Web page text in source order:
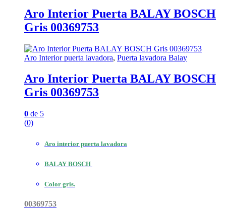
Aro Interior Puerta BALAY BOSCH
Gris 00369753
Aro Interior puerta lavadora, Puerta lavadora Balay
Aro Interior Puerta BALAY BOSCH
Gris 00369753
0 de 5
(0)
Aro interior puerta lavadora
BALAY BOSCH
Color gris.
00369753